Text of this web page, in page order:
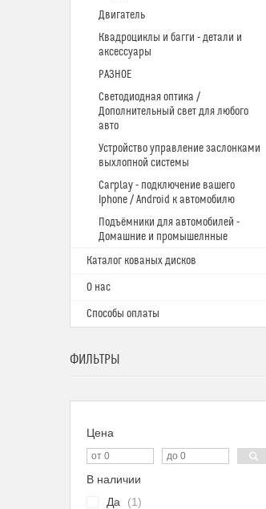
Двигатель
Квадроциклы и багги - детали и
аксессуары
РАЗНОЕ
Светодиодная оптика /
Дополнительный свет для любого
авто
Устройство управление заслонками
выхлопной системы
Carplay - подключение вашего
Iphone / Android к автомобилю
Подъёмники для автомобилей -
Домашние и промышелнные
Каталог кованых дисков
О нас
Способы оплаты
ФИЛЬТРЫ
Цена
В наличии
Да
1